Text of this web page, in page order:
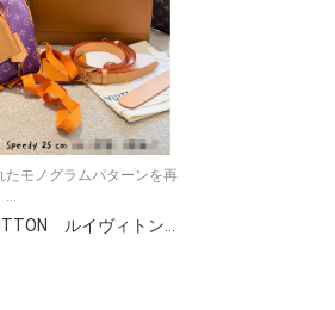
たモノグラムパターンを再
...
レア LOUIS VUITTON ルイヴィトン スピーディ P9 バンドリエール25 モノグラム 2WAY レディースバッグ 2色